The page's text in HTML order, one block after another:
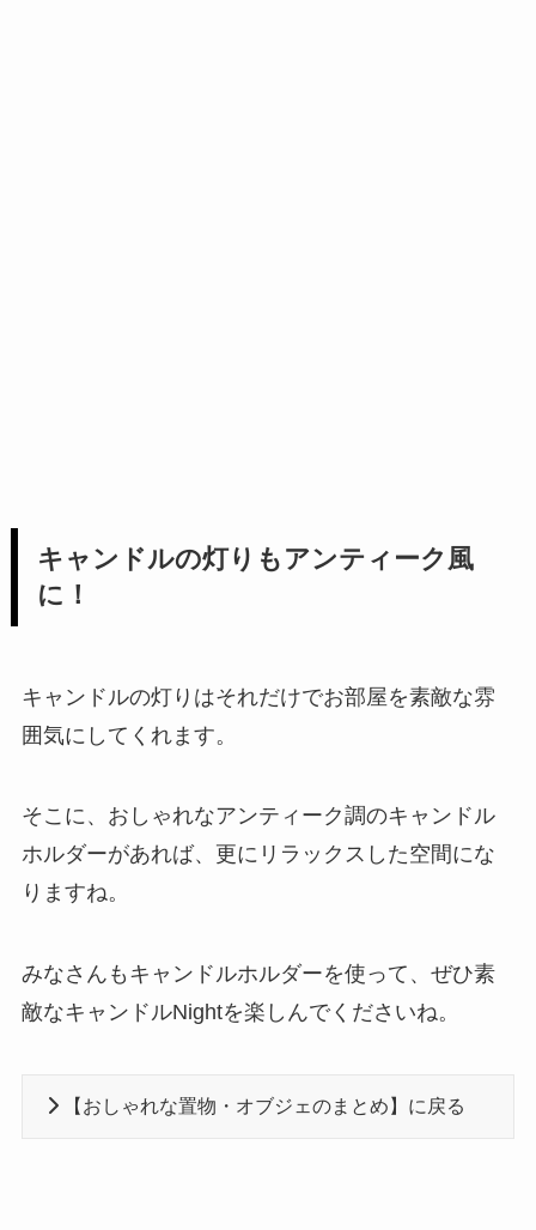
キャンドルの灯りもアンティーク風
に！
キャンドルの灯りはそれだけでお部屋を素敵な雰
囲気にしてくれます。
そこに、おしゃれなアンティーク調のキャンドル
ホルダーがあれば、更にリラックスした空間にな
りますね。
みなさんもキャンドルホルダーを使って、ぜひ素
敵なキャンドルNightを楽しんでくださいね。
【おしゃれな置物・オブジェのまとめ】に戻る